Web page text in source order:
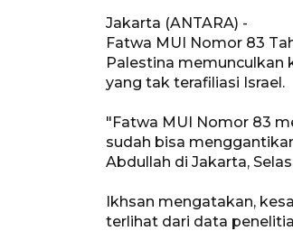
Jakarta (ANTARA) -
Fatwa MUI Nomor 83
Palestina memunculkan
yang tak terafiliasi Israel.
"Fatwa MUI Nomor 83
sudah bisa
Abdullah di Jakarta,
Ikhsan mengatakan,
terlihat dari data